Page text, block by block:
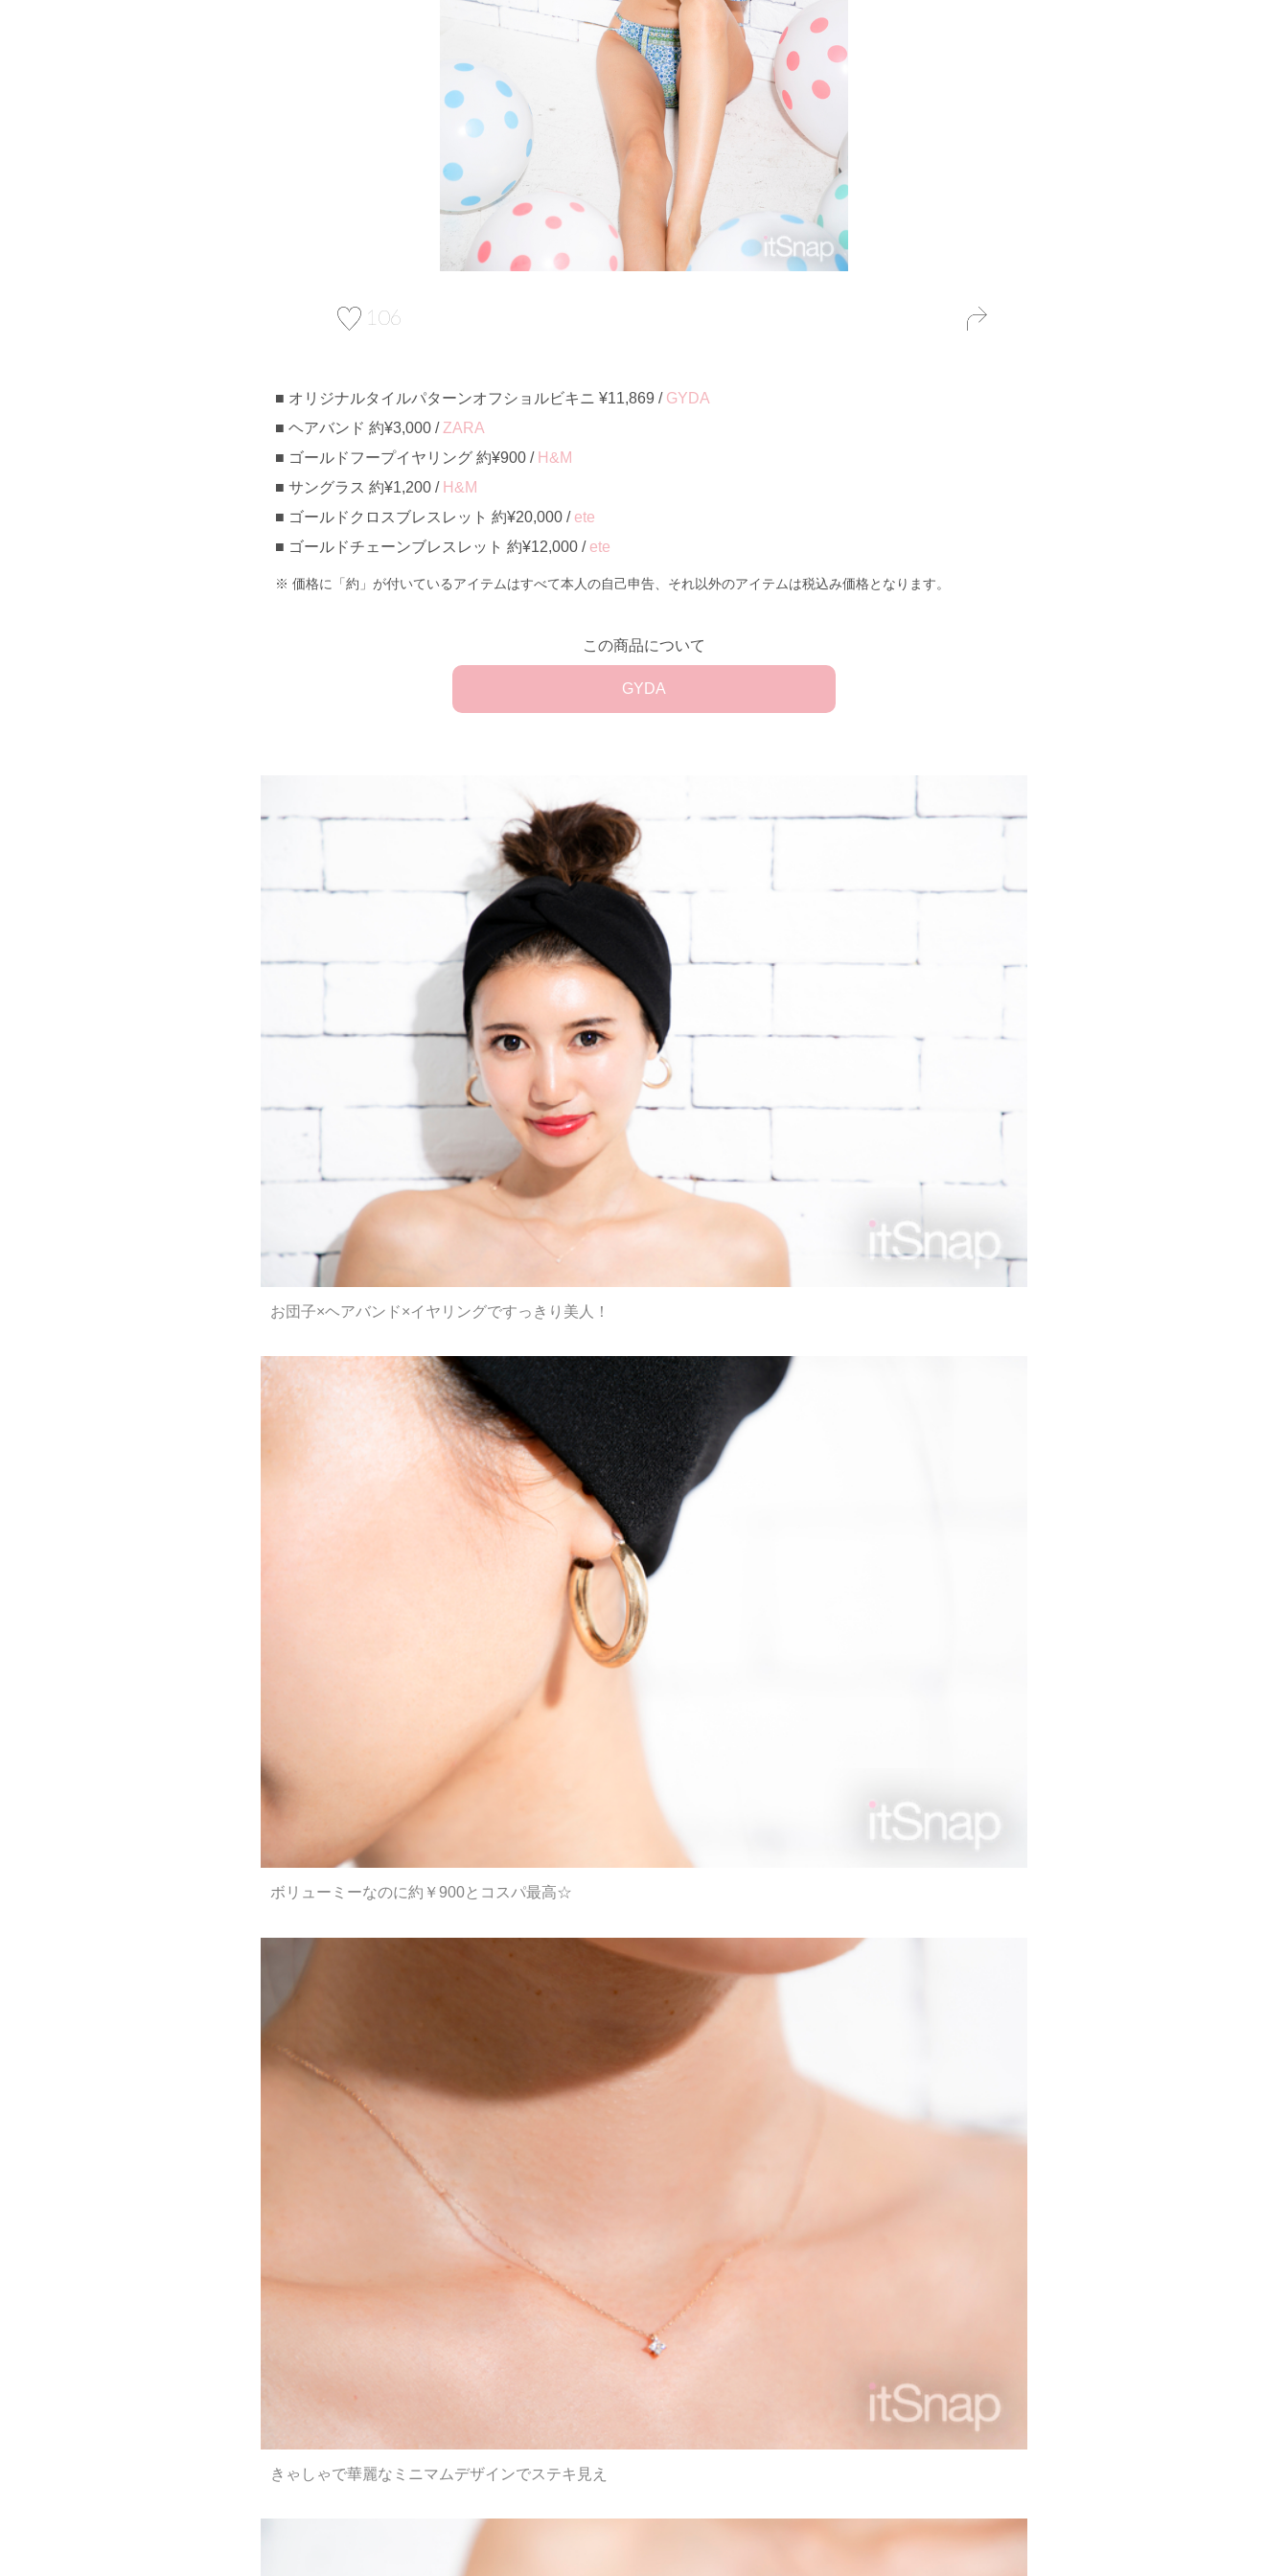
106
オリジナルタイルパターンオフショルビキニ ¥11,869 / GYDA
ヘアバンド 約¥3,000 / ZARA
ゴールドフープイヤリング 約¥900 / H&M
サングラス 約¥1,200 / H&M
ゴールドクロスブレスレット 約¥20,000 / ete
ゴールドチェーンブレスレット 約¥12,000 / ete
価格に「約」が付いているアイテムはすべて本人の自己申告、それ以外のアイテムは税込み価格となります。
この商品について
GYDA
お団子×ヘアバンド×イヤリングですっきり美人！
ボリューミーなのに約￥900とコスパ最高☆
きゃしゃで華麗なミニマムデザインでステキ見え